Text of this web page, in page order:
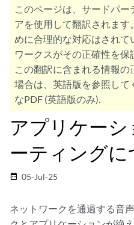
このページは、サードパ
アを使用して翻訳されま
めに合理的な対応はされて
ワークスがその正確性を保
この翻訳に含まれる情報
場合は、英語版を参照して
なPDF (英語版のみ).
アプリケー
ーティングに
date_range 05-Jul-25
ネットワークを通過する音